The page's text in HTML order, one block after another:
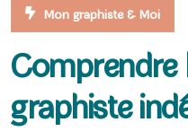
Mon graphiste & Moi
Comprendre
graphiste